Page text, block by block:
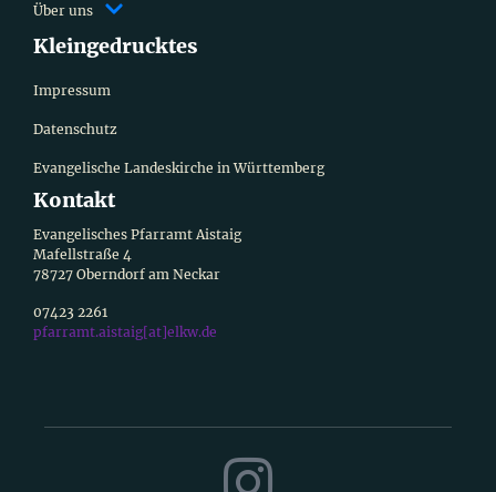
Über uns
Kleingedrucktes
Impressum
Datenschutz
Evangelische Landeskirche in Württemberg
Kontakt
Evangelisches Pfarramt Aistaig
Mafellstraße 4
78727 Oberndorf am Neckar
07423 2261
pfarramt.aistaig[at]elkw.de